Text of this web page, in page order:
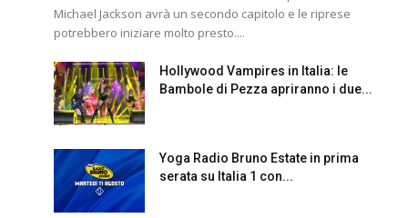
Michael Jackson avrà un secondo capitolo e le riprese
potrebbero iniziare molto presto....
Hollywood Vampires in Italia: le
Bambole di Pezza apriranno i due...
Yoga Radio Bruno Estate in prima
serata su Italia 1 con...